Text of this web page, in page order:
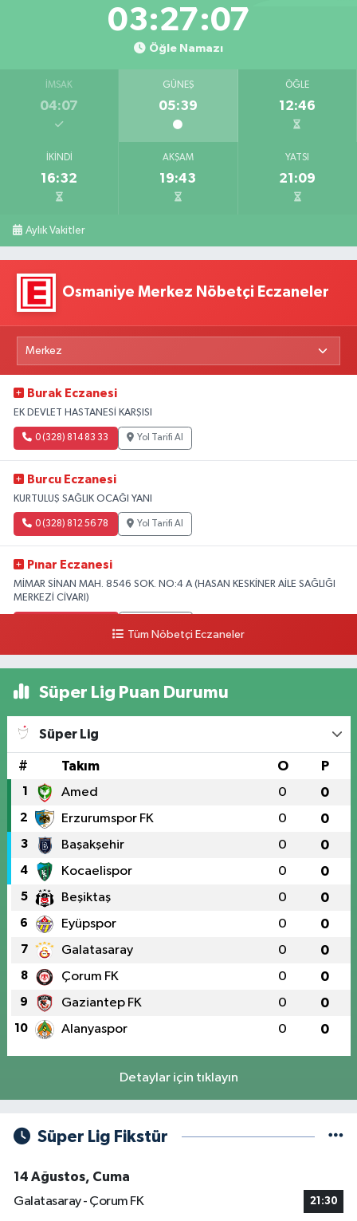
03:27:06
Öğle Namazı
İMSAK
04:07
GÜNEŞ
05:39
ÖĞLE
12:46
İKINDI
16:32
AKŞAM
19:43
YATSI
21:09
Aylık Vakitler
Osmaniye Merkez Nöbetçi Eczaneler
Burak Eczanesi
EK DEVLET HASTANESİ KARŞISI
0 (328) 814 83 33 Yol Tarifi Al
Burcu Eczanesi
KURTULUŞ SAĞLIK OCAĞI YANI
0 (328) 812 56 78 Yol Tarifi Al
Pınar Eczanesi
MİMAR SİNAN MAH. 8546 SOK. NO:4 A (HASAN KESKİNER AİLE SAĞLIĞI
MERKEZİ CİVARI)
Tüm Nöbetçi Eczaneler
Süper Lig Puan Durumu
Süper Lig
# Takım O P
1 Amed 0 0
2 Erzurumspor FK 0 0
3 Başakşehir 0 0
4 Kocaelispor 0 0
5 Beşiktaş 0 0
6 Eyüpspor 0 0
7 Galatasaray 0 0
8 Çorum FK 0 0
9 Gaziantep FK 0 0
10 Alanyaspor 0 0
Detaylar için tıklayın
Süper Lig Fikstür
14 Ağustos, Cuma
Galatasaray - Çorum FK
21:30